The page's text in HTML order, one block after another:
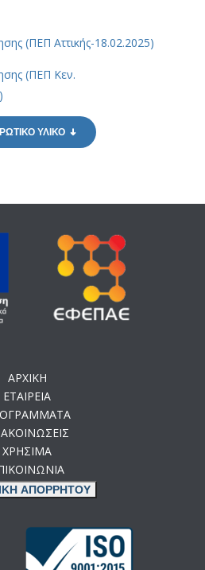
(ΠΕΠ Αττικής-18.02.2025)
(ΠΕΠ Κεν.
ΥΛΙΚΟ
ΑΡΧΙΚΗ
ΕΤΑΙΡΕΙΑ
ΧΡΗΣΙΜΑ
ΑΠΟΡΡΗΤΟΥ